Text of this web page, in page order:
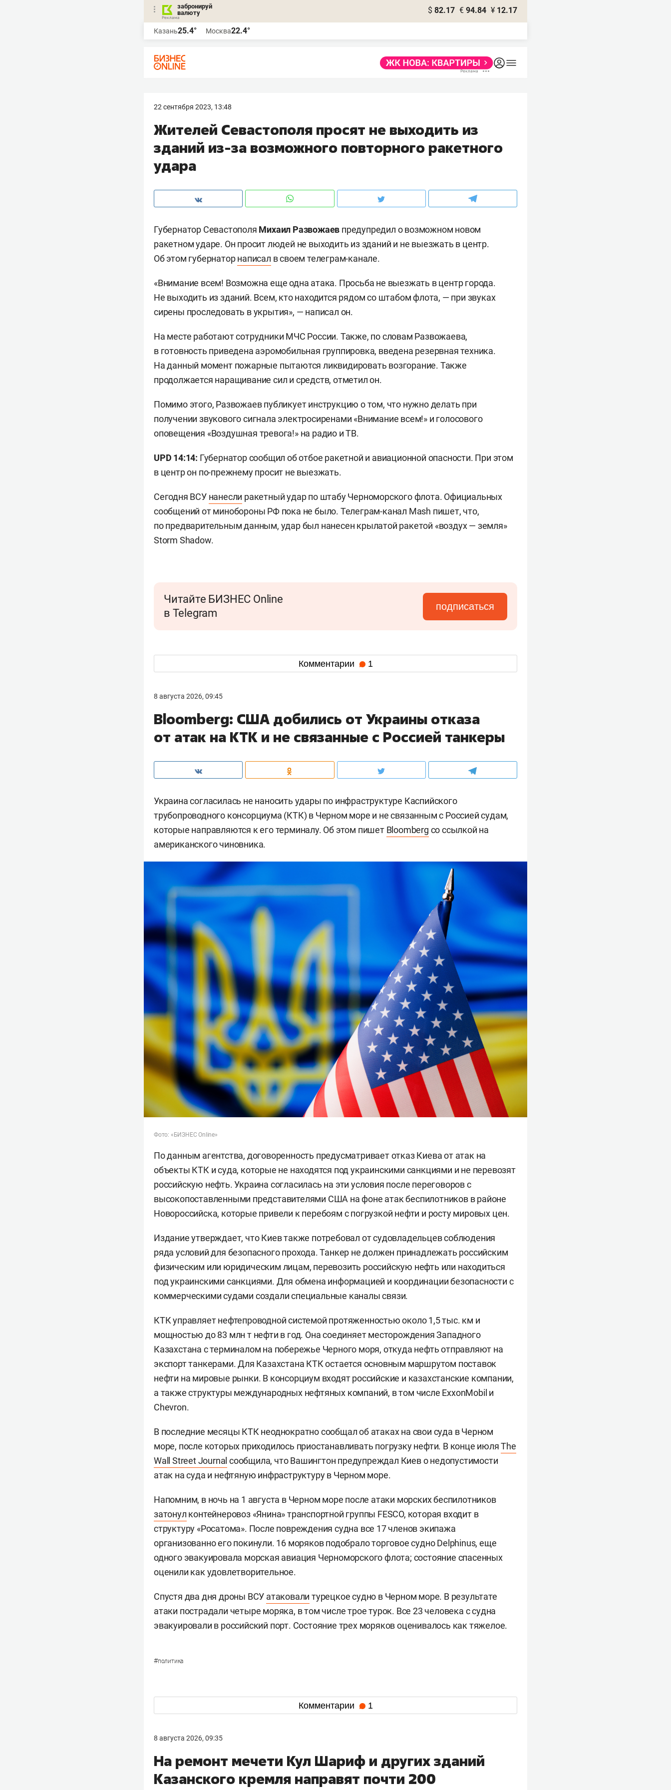
забронируй
валюту
$ 82.17 € 94.84 ¥ 12.17
Казань25.4° Москва22.4°
22 сентября 2023, 13:48
Жителей Севастополя просят не выходить из
зданий из-за возможного повторного ракетного
удара
Губернатор Севастополя Михаил Развожаев предупредил о возможном новом
ракетном ударе. Он просит людей не выходить из зданий и не выезжать в центр.
Об этом губернаторнаписал в своем телеграм-канале.
«Внимание всем! Возможна еще одна атака. Просьба не выезжать в центр города.
Не выходить из зданий. Всем, кто находится рядом со штабом флота, — при звуках
сирены проследовать в укрытия», — написал он.
На месте работают сотрудники МЧС России. Также, по словам Развожаева,
в готовность приведена аэромобильная группировка, введена резервная техника.
На данный момент пожарные пытаются ликвидировать возгорание. Также
продолжается наращивание сил и средств, отметил он.
Помимо этого, Развожаев публикует инструкцию о том, что нужно делать при
получении звукового сигнала электросиренами «Внимание всем!» и голосового
оповещения «Воздушная тревога!» на радио и ТВ.
UPD 14:14: Губернатор сообщил об отбое ракетной и авиационной опасности. При этом
в центр он по-прежнему просит не выезжать.
Сегодня ВСУ нанесли ракетный удар по штабу Черноморского флота. Официальных
сообщений от минобороны РФ пока не было. Телеграм-канал Mash пишет, что,
по предварительным данным, удар был нанесен крылатой ракетой «воздух — земля»
Storm Shadow.
Читайте БИЗНЕС Online
в Telegram
подписаться
Комментарии 1
8 августа 2026, 09:45
Bloomberg: США добились от Украины отказа
от атак на КТК и не связанные с Россией танкеры
Украина согласилась не наносить удары по инфраструктуре Каспийского
трубопроводного консорциума (КТК) в Черном море и не связанным с Россией судам,
которые направляются к его терминалу. Об этом пишет Bloomberg со ссылкой на
американского чиновника.
Фото: «БИЗНЕС Online»
По данным агентства, договоренность предусматривает отказ Киева от атак на
объекты КТК и суда, которые не находятся под украинскими санкциями и не перевозят
российскую нефть. Украина согласилась на эти условия после переговоров с
высокопоставленными представителями США на фоне атак беспилотников в районе
Новороссийска, которые привели к перебоям с погрузкой нефти и росту мировых цен.
Издание утверждает, что Киев также потребовал от судовладельцев соблюдения
ряда условий для безопасного прохода. Танкер не должен принадлежать российским
физическим или юридическим лицам, перевозить российскую нефть или находиться
под украинскими санкциями. Для обмена информацией и координации безопасности с
коммерческими судами создали специальные каналы связи.
КТК управляет нефтепроводной системой протяженностью около 1,5 тыс. км и
мощностью до 83 млн т нефти в год. Она соединяет месторождения Западного
Казахстана с терминалом на побережье Черного моря, откуда нефть отправляют на
экспорт танкерами. Для Казахстана КТК остается основным маршрутом поставок
нефти на мировые рынки. В консорциум входят российские и казахстанские компании,
а также структуры международных нефтяных компаний, в том числе ExxonMobil и
Chevron.
В последние месяцы КТК неоднократно сообщал об атаках на свои суда в Черном
море, после которых приходилось приостанавливать погрузку нефти. В конце июляThe
Wall Street Journal сообщила, что Вашингтон предупреждал Киев о недопустимости
атак на суда и нефтяную инфраструктуру в Черном море.
Напомним, в ночь на 1 августа в Черном море после атаки морских беспилотников
затонул контейнеровоз «Янина» транспортной группы FESCO, которая входит в
структуру «Росатома». После повреждения судна все 17 членов экипажа
организованно его покинули. 16 моряков подобрало торговое судно Delphinus, еще
одного эвакуировала морская авиация Черноморского флота; состояние спасенных
оценили как удовлетворительное.
Спустя два дня дроны ВСУ атаковали турецкое судно в Черном море. В результате
атаки пострадали четыре моряка, в том числе трое турок. Все 23 человека с судна
эвакуировали в российский порт. Состояние трех моряков оценивалось как тяжелое.
#политика
Комментарии 1
8 августа 2026, 09:35
На ремонт мечети Кул Шариф и других зданий
Казанского кремля направят почти 200